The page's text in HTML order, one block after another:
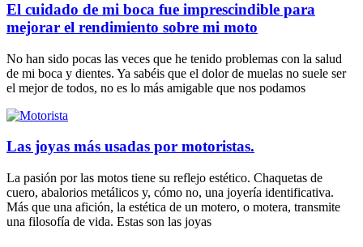
El cuidado de mi boca fue imprescindible para
mejorar el rendimiento sobre mi moto
No han sido pocas las veces que he tenido problemas con la salud
de mi boca y dientes. Ya sabéis que el dolor de muelas no suele ser
el mejor de todos, no es lo más amigable que nos podamos
Las joyas más usadas por motoristas.
La pasión por las motos tiene su reflejo estético. Chaquetas de
cuero, abalorios metálicos y, cómo no, una joyería identificativa.
Más que una afición, la estética de un motero, o motera, transmite
una filosofía de vida. Estas son las joyas